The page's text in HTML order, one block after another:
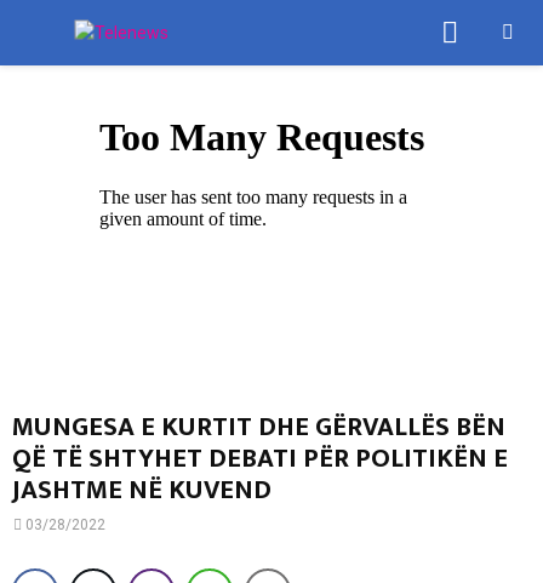
MUNGESA E KURTIT DHE GËRVALLËS BËN
QË TË SHTYHET DEBATI PËR POLITIKËN E
JASHTME NË KUVEND
03/28/2022